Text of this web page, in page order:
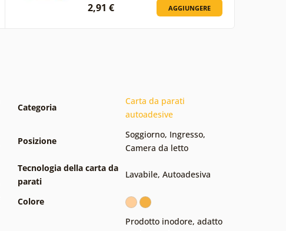
2,91 € AGGIUNGERE
Categoria
Carta da parati
autoadesive
Posizione
Soggiorno, Ingresso,
Camera da letto
Tecnologia della carta da
parati
Lavabile, Autoadesiva
Colore
Prodotto inodore, adatto